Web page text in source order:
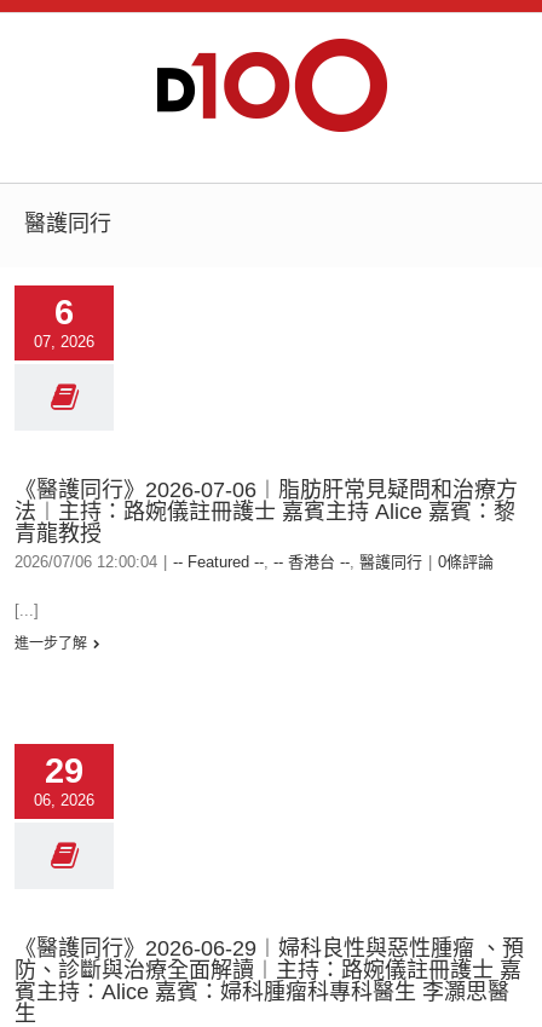
醫護同行
6
07, 2026
《醫護同行》2026-07-06︱脂肪肝常見疑問和治療方
法︱主持：路婉儀註冊護士 嘉賓主持 Alice 嘉賓：黎
青龍教授
2026/07/06 12:00:04 -- Featured --, -- 香港台 --, 醫護同行 0條評論
[...]
進一步了解
29
06, 2026
《醫護同行》2026-06-29︱婦科良性與惡性腫瘤 、預
防、診斷與治療全面解讀︱主持：路婉儀註冊護士 嘉
賓主持：Alice 嘉賓：婦科腫瘤科專科醫生 李灝思醫
生